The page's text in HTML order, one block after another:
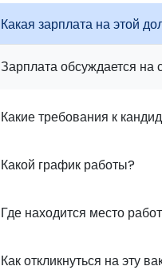
Какая зарплата на этой
Зарплата обсуждается на
Какие требования к
Какой график работы?
Где находится место
Как откликнуться на эту